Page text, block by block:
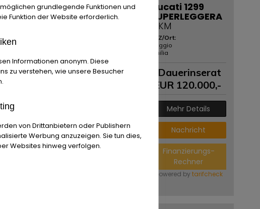
Ducati 1299
SUPERLEGGERA
0 KM
PLZ/Ort:
Reggio
Emilia
Dauerinserat
EUR 120.000,-
Mehr Details
Nachricht
Finanzierungs-
Rechner
powered by tarifcheck
grundlegende Funktionen und
Funktion der Website erforderlich.
Informationen anonym. Diese
zu verstehen, wie unsere Besucher
von Drittanbietern oder Publishern
Werbung anzuzeigen. Sie tun dies,
Websites hinweg verfolgen.